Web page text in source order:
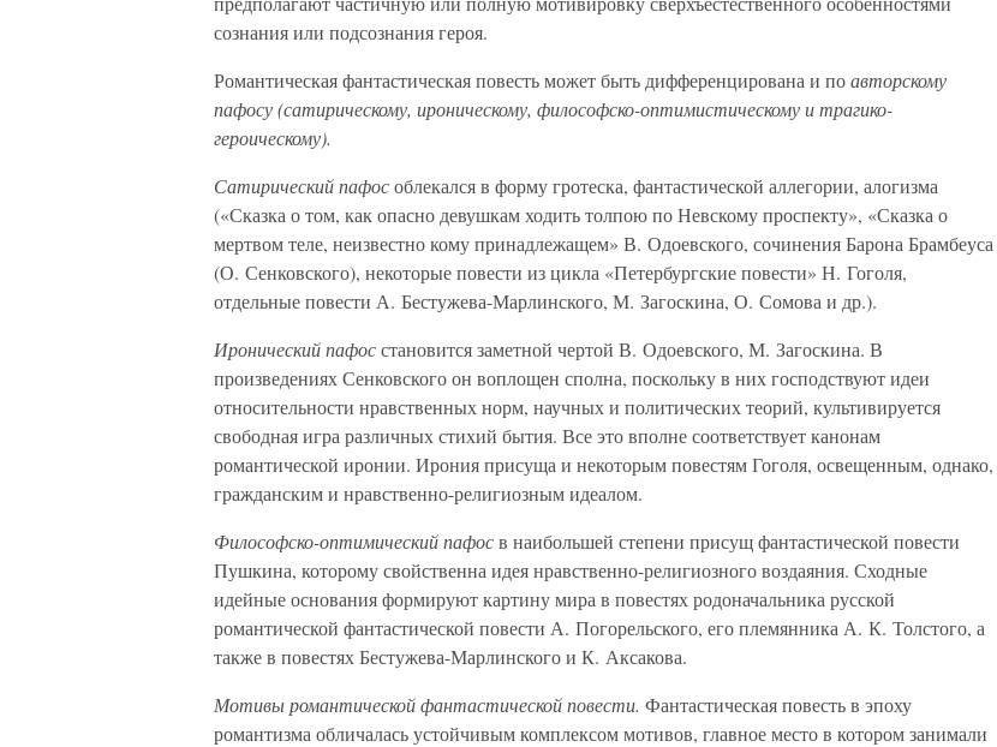
сознания или подсознания героя.
Романтическая фантастическая повесть может быть дифференцирована и поавторскому
пафосу (сатирическому, ироническому, философско-оптимистическому и трагико-
героическому).
Сатирический пафособлекался в форму гротеска, фантастической аллегории, алогизма
(«Сказка о том, как опасно девушкам ходить толпою по Невскому проспекту», «Сказка о
мертвом теле, неизвестно кому принадлежащем» В. Одоевского, сочинения Барона Брамбеуса
(О. Сенковского), некоторые повести из цикла «Петербургские повести» Н. Гоголя,
отдельные повести А. Бестужева-Марлинского, М. Загоскина, О. Сомова и др.).
Иронический пафосстановится заметной чертой В. Одоевского, М. Загоскина. В
произведениях Сенковского он воплощен сполна, поскольку в них господствуют идеи
относительности нравственных норм, научных и политических теорий, культивируется
свободная игра различных стихий бытия. Все это вполне соответствует канонам
романтической иронии. Ирония присуща и некоторым повестям Гоголя, освещенным, однако,
гражданским и нравственно-религиозным идеалом.
Философско-оптимический пафосв наибольшей степени присущ фантастической повести
Пушкина, которому свойственна идея нравственно-религиозного воздаяния. Сходные
идейные основания формируют картину мира в повестях родоначальника русской
романтической фантастической повести А. Погорельского, его племянника А. К. Толстого, а
также в повестях Бестужева-Марлинского и К. Аксакова.
Мотивы романтической фантастической повести. Фантастическая повесть в эпоху
романтизма обличалась устойчивым комплексом мотивов, главное место в котором занимали